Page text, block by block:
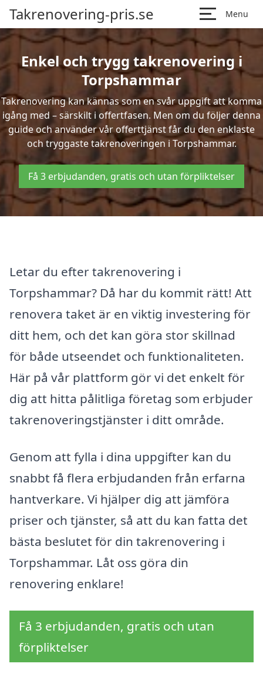
Takrenovering-pris.se Menu
Enkel och trygg takrenovering i
Torpshammar
Takrenovering kan kännas som en svår uppgift att komma
igång med – särskilt i offertfasen. Men om du följer denna
guide och använder vår offerttjänst får du den enklaste
och tryggaste takrenoveringen i Torpshammar.
Få 3 erbjudanden, gratis och utan förpliktelser
Letar du efter takrenovering i
Torpshammar? Då har du kommit rätt! Att
renovera taket är en viktig investering för
ditt hem, och det kan göra stor skillnad
för både utseendet och funktionaliteten.
Här på vår plattform gör vi det enkelt för
dig att hitta pålitliga företag som erbjuder
takrenoveringstjänster i ditt område.
Genom att fylla i dina uppgifter kan du
snabbt få flera erbjudanden från erfarna
hantverkare. Vi hjälper dig att jämföra
priser och tjänster, så att du kan fatta det
bästa beslutet för din takrenovering i
Torpshammar. Låt oss göra din
renovering enklare!
Få 3 erbjudanden, gratis och utan
förpliktelser